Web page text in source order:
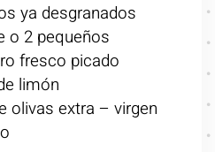
ya desgranados
o 2 pequeños
fresco picado
limón
olivas extra – virgen